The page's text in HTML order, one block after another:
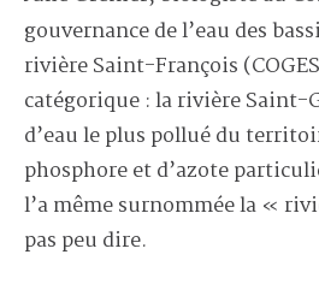
gouvernance de l’eau des
rivière Saint-François
catégorique : la rivière Saint-
d’eau le plus pollué du
phosphore et d’azote
l’a même surnommée la «
pas peu dire.